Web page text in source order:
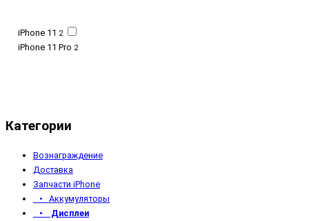
iPhone 11 2
iPhone 11 Pro 2
Категории
Вознаграждение
Доставка
Запчасти iPhone
• Аккумуляторы
• Дисплеи